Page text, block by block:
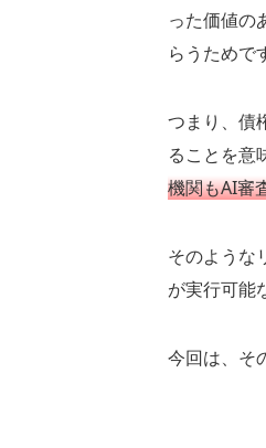
った価値の
らうためで
つまり、債
ることを意
機関もAI審
そのような
が実行可能
今回は、そ